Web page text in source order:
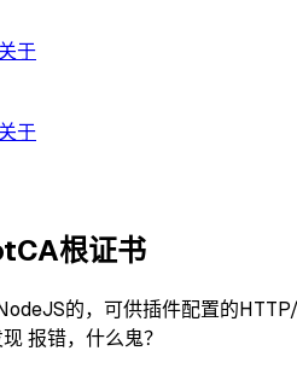
关于
关于
根证书
的，可供插件配置的
报错，什么鬼？